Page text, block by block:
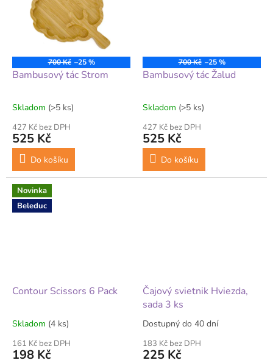
700 Kč –25 %
Bambusový tác Strom
Skladom (>5 ks)
427 Kč bez DPH
525 Kč
Do košíku
700 Kč –25 %
Bambusový tác Žalud
Skladom (>5 ks)
427 Kč bez DPH
525 Kč
Do košíku
Novinka
Beleduc
Contour Scissors 6 Pack
Skladom (4 ks)
161 Kč bez DPH
198 Kč
Čajový svietnik Hviezda,
sada 3 ks
Dostupný do 40 dní
183 Kč bez DPH
225 Kč